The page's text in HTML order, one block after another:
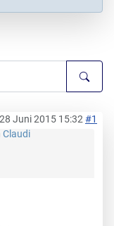
28 Juni 2015 15:32#1
Claudi